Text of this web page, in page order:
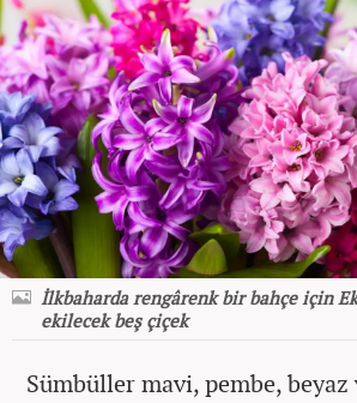
İlkbaharda rengârenk bir bahçe için
ekilecek beş çiçek
Sümbüller mavi, pembe,